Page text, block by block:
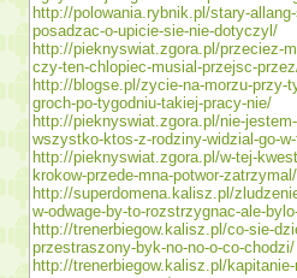
http://polowania.rybnik.pl/stary-
posadzac-o-upicie-sie-nie-dotyczyl/
http://pieknyswiat.zgora.pl/przeciez-
czy-ten-chlopiec-musial-przejsc-
http://blogse.pl/zycie-na-morzu-przy-
groch-po-tygodniu-takiej-pracy-nie/
http://pieknyswiat.zgora.pl/nie-
wszystko-ktos-z-rodziny-widzial-go-
http://pieknyswiat.zgora.pl/w-tej-
krokow-przede-mna-potwor-zatrzymal/
http://superdomena.kalisz.pl/
w-odwage-by-to-rozstrzygnac-ale-
http://trenerbiegow.kalisz.pl/co-sie-
przestraszony-byk-no-no-o-co-chodzi/
http://trenerbiegow.kalisz.pl/